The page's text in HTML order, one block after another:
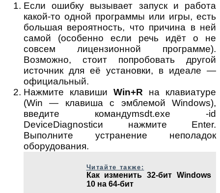
Если ошибку вызывает запуск и работа
какой-то одной программы или игры, есть
большая вероятность, что причина в ней
самой (особенно если речь идёт о не
совсем лицензионной программе).
Возможно, стоит попробовать другой
источник для её установки, в идеале —
официальный.
Нажмите клавиши Win+R на клавиатуре
(Win — клавиша с эмблемой Windows),
введите командуmsdt.exe -id
DeviceDiagnosticи нажмите Enter.
Выполните устранение неполадок
оборудования.
Читайте также:
Как изменить 32-бит Windows
10 на 64-бит